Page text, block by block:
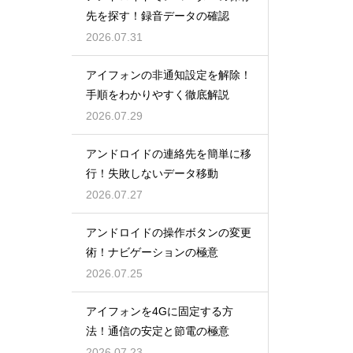
先を探す！録音データの確認
2026.07.31
アイフォンの非通知設定を解除！
手順をわかりやすく徹底解説
2026.07.29
アンドロイドの連絡先を簡単に移
行！失敗しないデータ移動
2026.07.27
アンドロイドの操作ボタンの変更
術！ナビゲーションの極意
2026.07.25
アイフォンを4Gに固定する方
法！通信の安定と節電の極意